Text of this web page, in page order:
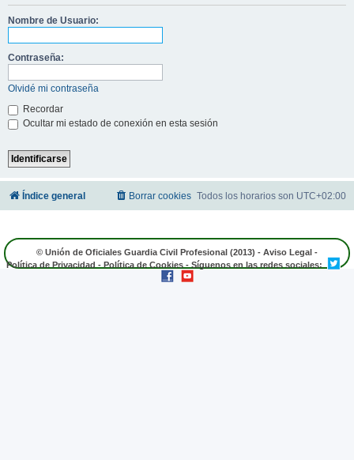
Nombre de Usuario:
Contraseña:
Olvidé mi contraseña
Recordar
Ocultar mi estado de conexión en esta sesión
Índice general Todos los horarios son UTC+02:00
Borrar cookies
© Unión de Oficiales Guardia Civil Profesional (2013) - Aviso Legal -
Política de Privacidad - Política de Cookies - Síguenos en las redes sociales: